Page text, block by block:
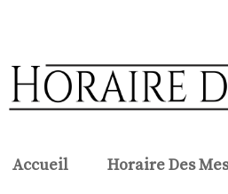
Accueil Horaire Des